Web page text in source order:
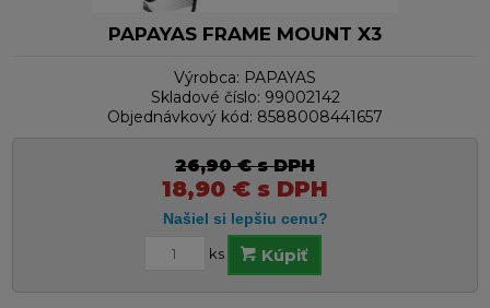
PAPAYAS FRAME MOUNT X3
Výrobca: PAPAYAS
Skladové číslo: 99002142
Objednávkový kód: 8588008441657
26,90 €s DPH
18,90 € s DPH
ks Kúpiť